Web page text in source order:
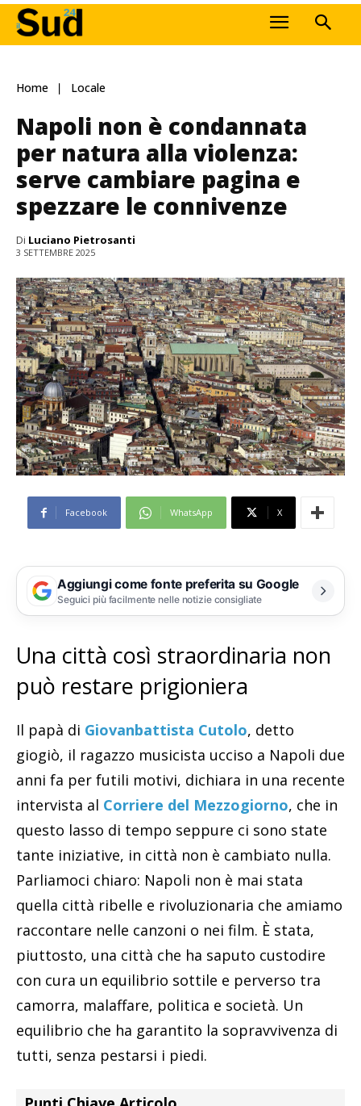
Home Locale
Napoli non è condannata
per natura alla violenza:
serve cambiare pagina e
spezzare le connivenze
Di Luciano Pietrosanti
3 SETTEMBRE 2025
Facebook WhatsApp X
Aggiungi come fonte preferita su Google
Seguici più facilmente nelle notizie consigliate
Una città così straordinaria non
può restare prigioniera
Il papà di Giovanbattista Cutolo, detto
giogiò, il ragazzo musicista ucciso a Napoli due
anni fa per futili motivi, dichiara in una recente
intervista al Corriere del Mezzogiorno, che in
questo lasso di tempo seppure ci sono state
tante iniziative, in città non è cambiato nulla.
Parliamoci chiaro: Napoli non è mai stata
quella città ribelle e rivoluzionaria che amiamo
raccontare nelle canzoni o nei film. È stata,
piuttosto, una città che ha saputo custodire
con cura un equilibrio sottile e perverso tra
camorra, malaffare, politica e società. Un
equilibrio che ha garantito la sopravvivenza di
tutti, senza pestarsi i piedi.